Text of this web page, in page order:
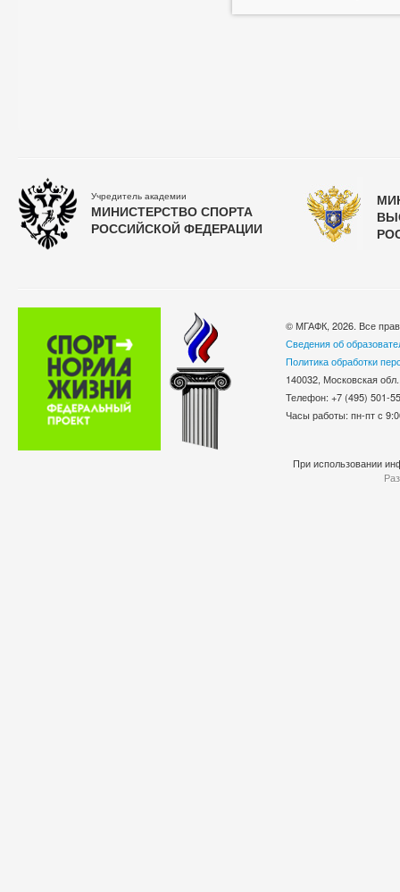
Учредитель академии
МИНИСТЕРСТВО СПОРТА
РОССИЙСКОЙ ФЕДЕРАЦИИ
© МГАФК, 2026. Все
Сведения об
Политика обработки
140032, Московская
Телефон: +7 (495)
Часы работы: пн-пт с
При использовании